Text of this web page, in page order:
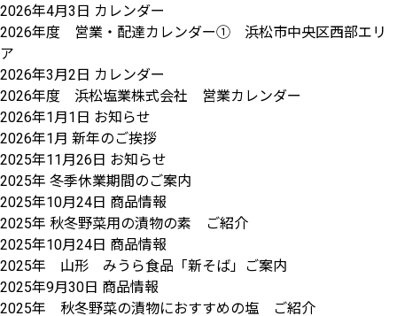
2026年4月3日 カレンダー
2026年度 営業・配達カレンダー① 浜松市中央区西部エリ
ア
2026年3月2日 カレンダー
2026年度 浜松塩業株式会社 営業カレンダー
2026年1月1日 お知らせ
2026年1月 新年のご挨拶
2025年11月26日 お知らせ
2025年 冬季休業期間のご案内
2025年10月24日 商品情報
2025年 秋冬野菜用の漬物の素 ご紹介
2025年10月24日 商品情報
2025年 山形 みうら食品「新そば」ご案内
2025年9月30日 商品情報
2025年 秋冬野菜の漬物におすすめの塩 ご紹介